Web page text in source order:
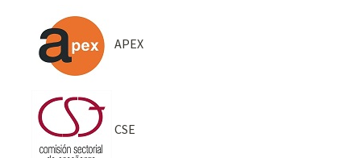
APEX
CSE